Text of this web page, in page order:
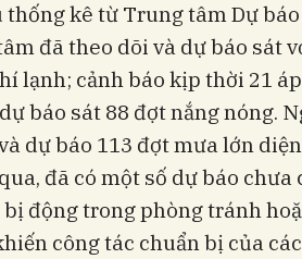
thống kê từ Trung tâm Dự
đã theo dõi và dự báo sát
lạnh; cảnh báo kịp thời 21
báo sát 88 đợt nắng nóng.
dự báo 113 đợt mưa lớn
đã có một số dự báo chưa
động trong phòng tránh
công tác chuẩn bị của